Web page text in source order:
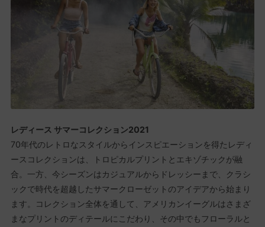
レディース サマーコレクション2021
70年代のレトロなスタイルからインスピエーションを得たレディ
ースコレクションは、トロピカルプリントとエキゾチックが融
合。一方、今シーズンはカジュアルからドレッシーまで、クラシ
ックで時代を超越したサマークローゼットのアイデアから始まり
ます。コレクション全体を通して、アメリカンイーグルはさまざ
まなプリントのディテールにこだわり、その中でもフローラルと